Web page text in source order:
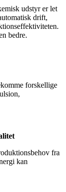
udstyr er let
drift,
bedre.
forskellige
fra
kan